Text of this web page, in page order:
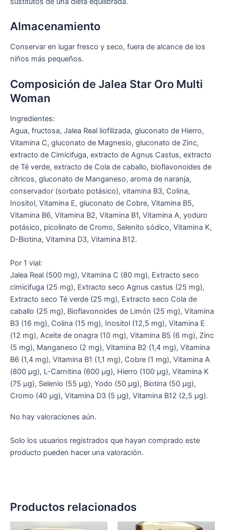
Almacenamiento
Conservar en lugar fresco y seco, fuera de alcance de los
niños más pequeños.
Composición de Jalea Star Oro Multi
Woman
Ingredientes:
Agua, fructosa, Jalea Real liofilizada, gluconato de Hierro,
Vitamina C, gluconato de Magnesio, gluconato de Zinc,
extracto de Cimicifuga, extracto de Agnus Castus, extracto
de Té verde, extracto de Cola de caballo, bioflavonoides de
cítricos, gluconato de Manganeso, aroma de naranja,
conservador (sorbato potásico), vitamina B3, Colina,
Inositol, Vitamina E, gluconato de Cobre, Vitamina B5,
Vitamina B6, Vitamina B2, Vitamina B1, Vitamina A, yoduro
potásico, picolinato de Cromo, Selenito sódico, Vitamina K,
D-Biotina, Vitamina D3, Vitamina B12.
Por 1 vial:
Jalea Real (500 mg), Vitamina C (80 mg), Extracto seco
cimicifuga (25 mg), Extracto seco Agnus castus (25 mg),
Extracto seco Té verde (25 mg), Extracto seco Cola de
caballo (25 mg), Bioflavonoides de Limón (25 mg), Vitamina
B3 (16 mg), Colina (15 mg), Inositol (12,5 mg), Vitamina E
(12 mg), Aceite de onagra (10 mg), Vitamina B5 (6 mg), Zinc
(5 mg), Manganeso (2 mg), Vitamina B2 (1,4 mg), Vitamina
B6 (1,4 mg), Vitamina B1 (1,1 mg), Cobre (1 mg), Vitamina A
(800 µg), L-Carnitina (600 µg), Hierro (100 µg), Vitamina K
(75 µg), Selenio (55 µg), Yodo (50 µg), Biotina (50 µg),
Cromo (40 µg), Vitamina D3 (5 µg), Vitamina B12 (2,5 µg).
No hay valoraciones aún.
Solo los usuarios registrados que hayan comprado este
producto pueden hacer una valoración.
Productos relacionados